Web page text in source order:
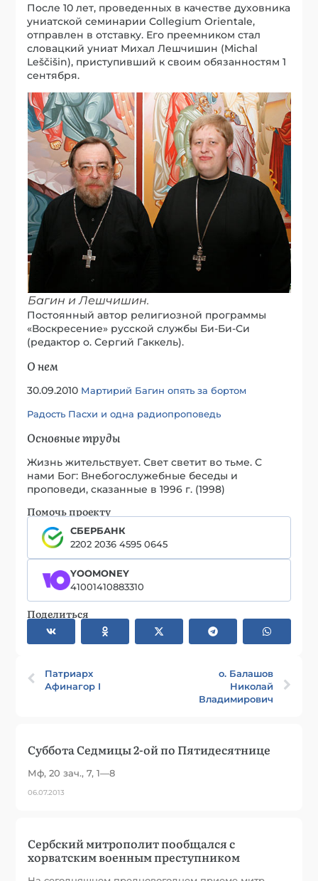
После 10 лет, проведенных в качестве духовника
униатской семинарии Collegium Orientale,
отправлен в отставку. Его преемником стал
словацкий униат Михал Лешчишин (Michal
Leščišin), приступивший к своим обязанностям 1
сентября.
Багин и Лешчишин.
Постоянный автор религиозной программы
«Воскресение» русской службы Би-Би-Си
(редактор о. Сергий Гаккель).
О нем
30.09.2010 Мартирий Багин опять за бортом
Радость Пасхи и одна радиопроповедь
Основные труды
Жизнь жительствует. Свет светит во тьме. С
нами Бог: Внебогослужебные беседы и
проповеди, сказанные в 1996 г. (1998)
Помочь проекту
СБЕРБАНК
2202 2036 4595 0645
YOOMONEY
41001410883310
Поделиться
Патриарх
Афинагор I
о. Балашов
Николай
Владимирович
Суббота Седмицы 2-ой по Пятидесятнице
Мф, 20 зач., 7, 1—8
06.07.2013
Сербский митрополит пообщался с
хорватским военным преступником